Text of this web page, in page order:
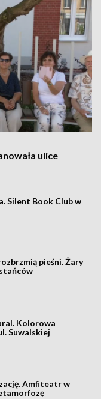
ulice
Silent Book Club w
pieśni. Żary
Kolorowa
Suwalskiej
Amfiteatr w